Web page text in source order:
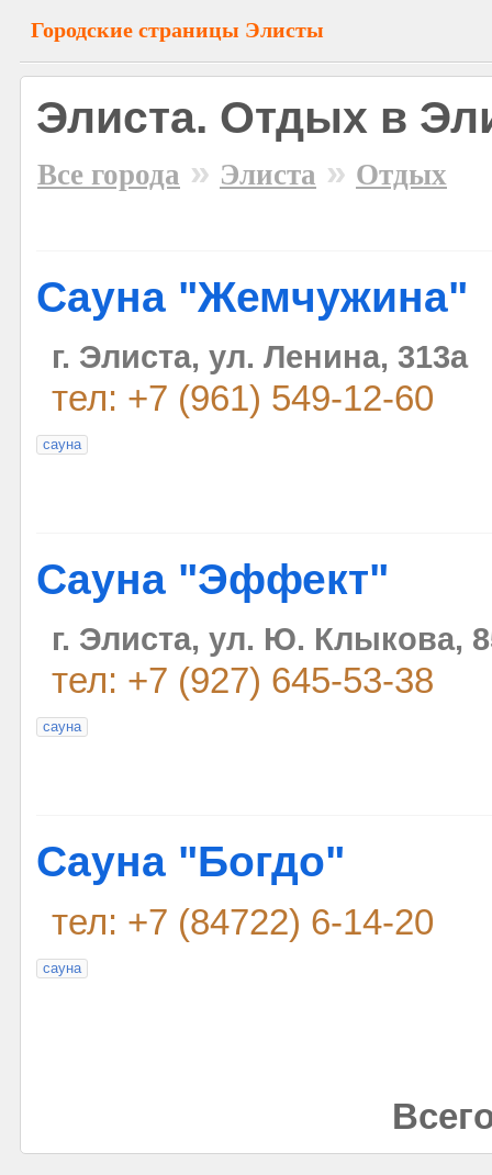
Городские страницы Элисты
Элиста. Отдых в
Все города » Элиста » Отдых
Сауна "Жемчужина"
г. Элиста, ул. Ленина, 313а
тел: +7 (961) 549-12-60
сауна
Сауна "Эффект"
г. Элиста, ул. Ю. Клыкова,
тел: +7 (927) 645-53-38
сауна
Сауна "Богдо"
тел: +7 (84722) 6-14-20
сауна